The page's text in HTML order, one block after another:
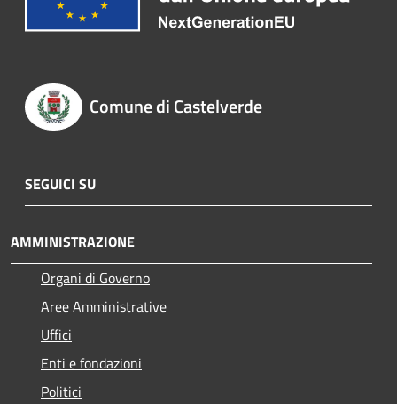
Comune di Castelverde
SEGUICI SU
AMMINISTRAZIONE
Organi di Governo
Aree Amministrative
Uffici
Enti e fondazioni
Politici